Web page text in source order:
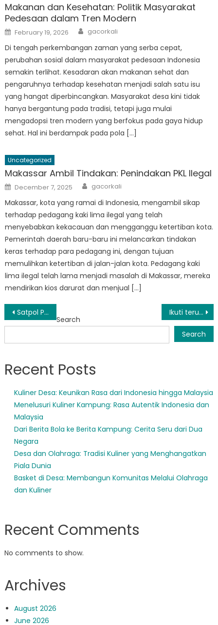
Makanan dan Kesehatan: Politik Masyarakat
Pedesaan dalam Tren Modern
Posted
on
February 19, 2026 Author
gacorkali
Di tengah perkembangan zaman yang serba cepat,
perubahan sosial dalam masyarakat pedesaan Indonesia
semakin terlihat. Kesadaran akan makanan sehat dan
pengaruhnya terhadap kesehatan menjadi salah satu isu
yang hangat diperbincangkan. Masyarakat desa kini tidak
hanya bergantung pada tradisi, tetapi juga mulai
mengadopsi tren modern yang berfokus pada gaya hidup
sehat. Hal ini berdampak pada pola […]
Uncategorized
Makassar Ambil Tindakan: Penindakan PKL Ilegal
Posted
on
December 7, 2025 Author
gacorkali
Makassar, kota yang ramai di Indonesia, mengambil sikap
terhadap pedagang kaki lima ilegal yang telah
menyebabkan kekacauan dan mengganggu ketertiban kota.
Pemerintah daerah baru-baru ini melancarkan tindakan
keras terhadap para pedagang ini, dengan tujuan
memulihkan ketertiban di jalan-jalan kota. Pedagang kaki
lima ilegal telah lama menjadi masalah di Makassar, mereka
mendirikan kios darurat dan menjual […]
Post
navigation
Satpol PP Makassar Go Digital dengan Sistem Online Baru Ikuti terus: Satpol PP Makassar Rilis Jadwal Penggerebekan Mendatang
Search
Search
Recent Posts
Kuliner Desa: Keunikan Rasa dari Indonesia hingga Malaysia
Menelusuri Kuliner Kampung: Rasa Autentik Indonesia dan
Malaysia
Dari Berita Bola ke Berita Kampung: Cerita Seru dari Dua
Negara
Desa dan Olahraga: Tradisi Kuliner yang Menghangatkan
Piala Dunia
Basket di Desa: Membangun Komunitas Melalui Olahraga
dan Kuliner
Recent Comments
No comments to show.
Archives
August 2026
June 2026